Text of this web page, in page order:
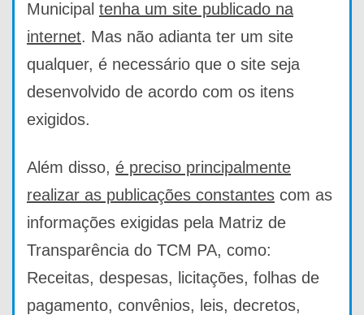
Municipal tenha um site publicado na
internet. Mas não adianta ter um site
qualquer, é necessário que o site seja
desenvolvido de acordo com os itens
exigidos.
Além disso, é preciso principalmente
realizar as publicações constantes com as
informações exigidas pela Matriz de
Transparência do TCM PA, como:
Receitas, despesas, licitações, folhas de
pagamento, convênios, leis, decretos,